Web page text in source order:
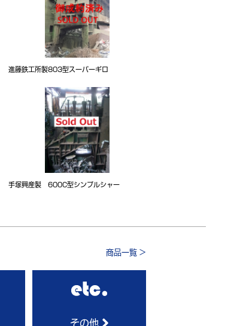
進藤鉄工所製803型スーパーギロ
手塚興産製 600C型シンプルシャー
商品一覧 >
その他